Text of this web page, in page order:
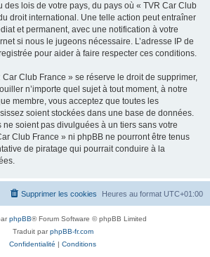
des lois de votre pays, du pays où « TVR Car Club
droit international. Une telle action peut entraîner
et permanent, avec une notification à votre
si nous le jugeons nécessaire. L’adresse IP de
pour aider à faire respecter ces conditions.
Club France » se réserve le droit de supprimer,
n’importe quel sujet à tout moment, à notre
membre, vous acceptez que toutes les
soient stockées dans une base de données.
ne soient pas divulguées à un tiers sans votre
Club France » ni phpBB ne pourront être tenus
de piratage qui pourrait conduire à la
Heures au format UTC+01:00
Supprimer les cookies
phpBB® Forum Software © phpBB Limited
Traduit parphpBB-fr.com
Confidentialité | Conditions